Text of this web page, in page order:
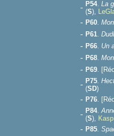
- P54. La
(S),
- P60.
- P61.
- P66. Un
- P68.
- P69.
- P75.
(S D)
- P76.
- P84.
(S),
- P85.